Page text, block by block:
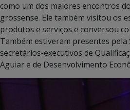
como um dos maiores encontros
grossense. Ele também visitou os
produtos e serviços e conversou
Também estiveram presentes pela
secretários-executivos de
Aguiar e de Desenvolvimento